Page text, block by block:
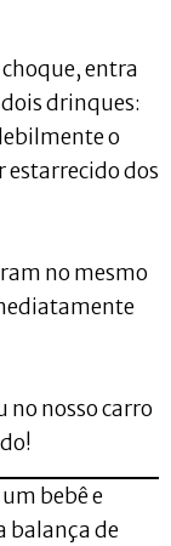
entra
drinques:
o
estarrecido dos
no mesmo
no nosso carro
bebê e
balança de